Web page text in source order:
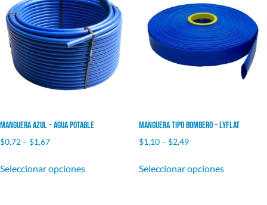
Manguera Azul – Agua Potable
$0,72 – $1,67
Seleccionar opciones
Manguera Tipo Bombero – Lyflat
$1,10– $2,49
Seleccionar opciones